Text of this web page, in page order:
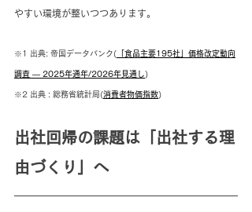
やすい環境が整いつつあります。
※1 出典: 帝国データバンク( 「食品主要195社」価格改定動向
調査 ― 2025年通年/2026年見通し)
※2 出典 : 総務省統計局(消費者物価指数)
出社回帰の課題は「出社する理
由づくり」へ